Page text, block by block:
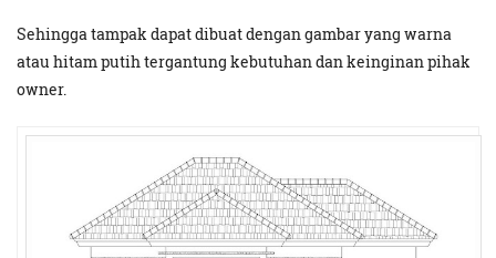
Sehingga tampak dapat dibuat dengan gambar yang warna
atau hitam putih tergantung kebutuhan dan keinginan pihak
owner.